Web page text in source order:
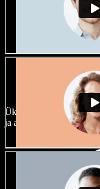
Lai valik
Ükski projekt ei pea
ja aktsentide hulgast